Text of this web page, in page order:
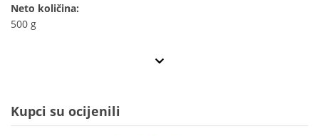
Neto količina:
500 g
Kupci su ocijenili